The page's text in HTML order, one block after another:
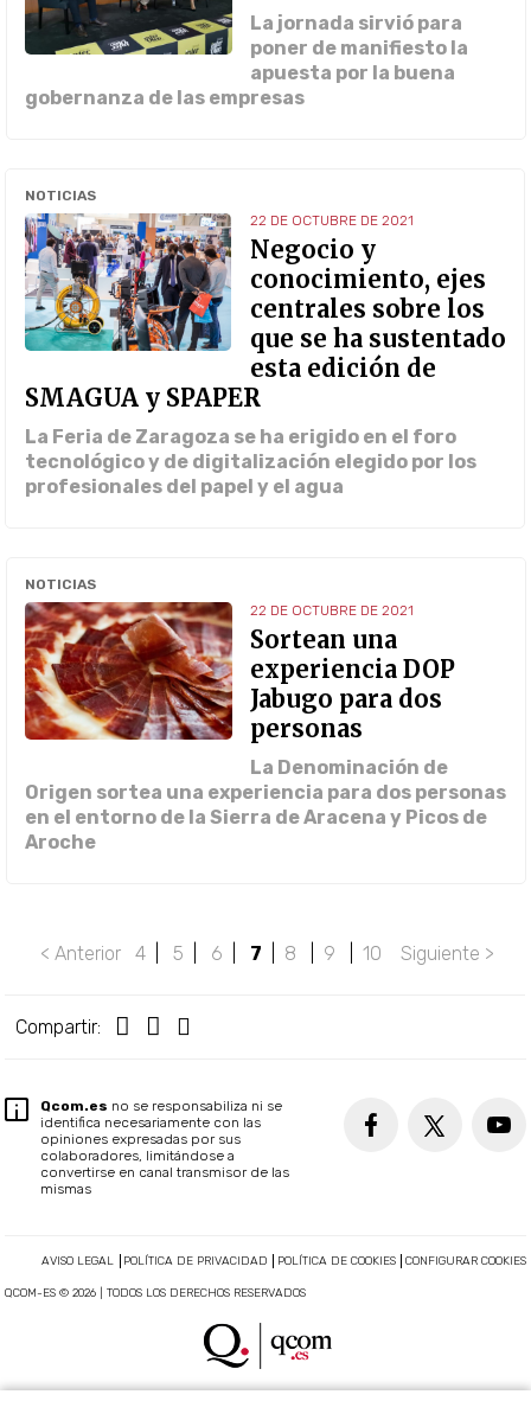
La jornada sirvió para
poner de manifiesto la
apuesta por la buena
gobernanza de las empresas
NOTICIAS
22 DE OCTUBRE DE 2021
Negocio y
conocimiento, ejes
centrales sobre los
que se ha sustentado
esta edición de
SMAGUA y SPAPER
La Feria de Zaragoza se ha erigido en el foro
tecnológico y de digitalización elegido por los
profesionales del papel y el agua
NOTICIAS
22 DE OCTUBRE DE 2021
Sortean una
experiencia DOP
Jabugo para dos
personas
La Denominación de
Origen sortea una experiencia para dos personas
en el entorno de la Sierra de Aracena y Picos de
Aroche
< Anterior 4 5 6 7 8 9 10 Siguiente >
Compartir:
Qcom.es no se responsabiliza ni se
identifica necesariamente con las
opiniones expresadas por sus
colaboradores, limitándose a
convertirse en canal transmisor de las
mismas
AVISO LEGAL POLÍTICA DE PRIVACIDAD POLÍTICA DE COOKIES CONFIGURAR COOKIES
QCOM-ES © 2026 | TODOS LOS DERECHOS RESERVADOS